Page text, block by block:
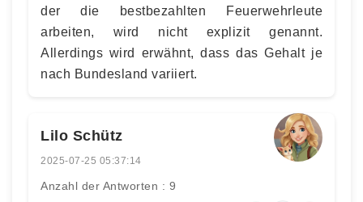
der die bestbezahlten Feuerwehrleute
arbeiten, wird nicht explizit genannt.
Allerdings wird erwähnt, dass das Gehalt je
nach Bundesland variiert.
Lilo Schütz
2025-07-25 05:37:14
Anzahl der Antworten : 9